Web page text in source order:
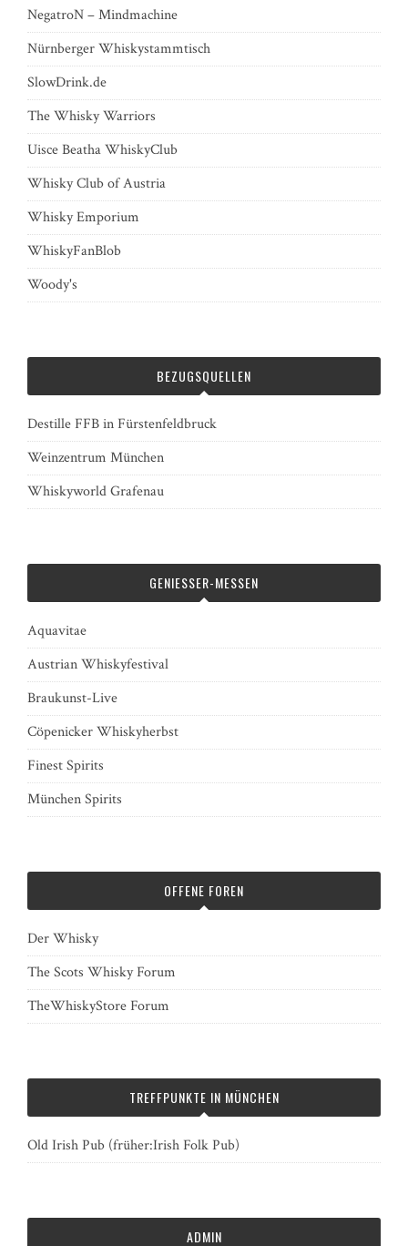
NegatroN – Mindmachine
Nürnberger Whiskystammtisch
SlowDrink.de
The Whisky Warriors
Uisce Beatha WhiskyClub
Whisky Club of Austria
Whisky Emporium
WhiskyFanBlob
Woody's
BEZUGSQUELLEN
Destille FFB in Fürstenfeldbruck
Weinzentrum München
Whiskyworld Grafenau
GENIESSER-MESSEN
Aquavitae
Austrian Whiskyfestival
Braukunst-Live
Cöpenicker Whiskyherbst
Finest Spirits
München Spirits
OFFENE FOREN
Der Whisky
The Scots Whisky Forum
TheWhiskyStore Forum
TREFFPUNKTE IN MÜNCHEN
Old Irish Pub (früher:Irish Folk Pub)
ADMIN